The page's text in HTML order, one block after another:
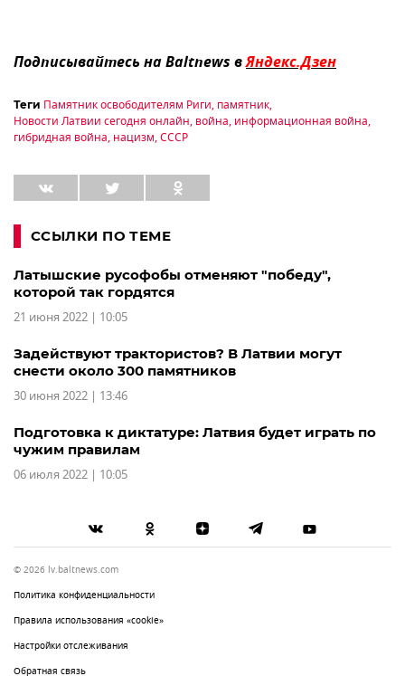
Подписывайтесь на Baltnews вЯндекс.Дзен
Теги Памятник освободителям Риги, памятник,
Новости Латвии сегодня онлайн, война, информационная война,
гибридная война, нацизм,СССР
ССЫЛКИ ПО ТЕМЕ
Латышские русофобы отменяют "победу",
которой так гордятся
21 июня 2022 | 10:05
Задействуют трактористов? В Латвии могут
снести около 300 памятников
30 июня 2022 | 13:46
Подготовка к диктатуре: Латвия будет играть по
чужим правилам
06 июля 2022 | 10:05
© 2026 lv.baltnews.com
Политика конфиденциальности
Правила использования «cookie»
Настройки отслеживания
Обратная связь